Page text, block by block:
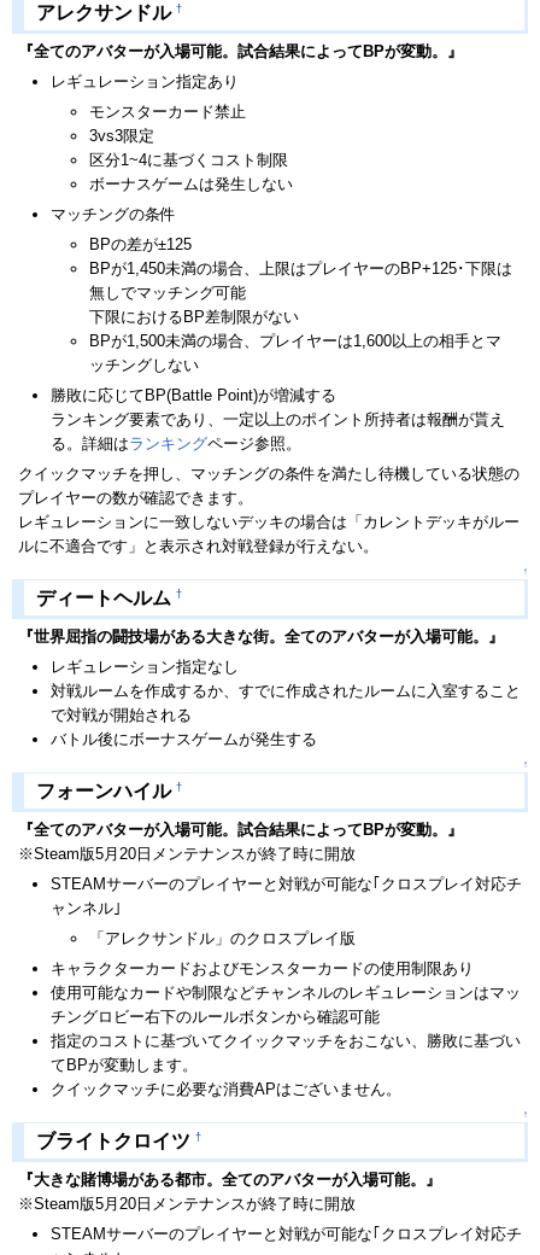
アレクサンドル †
『全てのアバターが入場可能。試合結果によってBPが変動。』
レギュレーション指定あり
モンスターカード禁止
3vs3限定
区分1~4に基づくコスト制限
ボーナスゲームは発生しない
マッチングの条件
BPの差が±125
BPが1,450未満の場合、上限はプレイヤーのBP+125･下限は
無しでマッチング可能
下限におけるBP差制限がない
BPが1,500未満の場合、プレイヤーは1,600以上の相手とマ
ッチングしない
勝敗に応じてBP(Battle Point)が増減する
ランキング要素であり、一定以上のポイント所持者は報酬が貰え
る。詳細はランキングページ参照。
クイックマッチを押し、マッチングの条件を満たし待機している状態の
プレイヤーの数が確認できます。
レギュレーションに一致しないデッキの場合は「カレントデッキがルー
ルに不適合です」と表示され対戦登録が行えない。
↑
ディートヘルム †
『世界屈指の闘技場がある大きな街。全てのアバターが入場可能。』
レギュレーション指定なし
対戦ルームを作成するか、すでに作成されたルームに入室すること
で対戦が開始される
バトル後にボーナスゲームが発生する
↑
フォーンハイル †
『全てのアバターが入場可能。試合結果によってBPが変動。』
※Steam版5月20日メンテナンスが終了時に開放
STEAMサーバーのプレイヤーと対戦が可能な｢クロスプレイ対応チ
ャンネル｣
「アレクサンドル」のクロスプレイ版
キャラクターカードおよびモンスターカードの使用制限あり
使用可能なカードや制限などチャンネルのレギュレーションはマッ
チングロビー右下のルールボタンから確認可能
指定のコストに基づいてクイックマッチをおこない、勝敗に基づい
てBPが変動します。
クイックマッチに必要な消費APはございません。
↑
ブライトクロイツ †
『大きな賭博場がある都市。全てのアバターが入場可能。』
※Steam版5月20日メンテナンスが終了時に開放
STEAMサーバーのプレイヤーと対戦が可能な｢クロスプレイ対応チ